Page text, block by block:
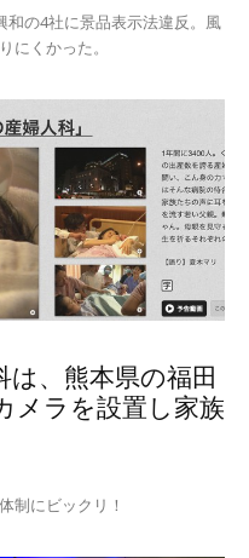
和の4社に景品表示法違反。風
にくかった。
は、熊本県の福田
メラを設置し家族
制にビックリ！